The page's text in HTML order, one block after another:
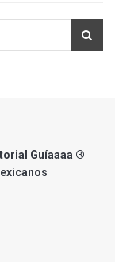
Guíaaaa ®